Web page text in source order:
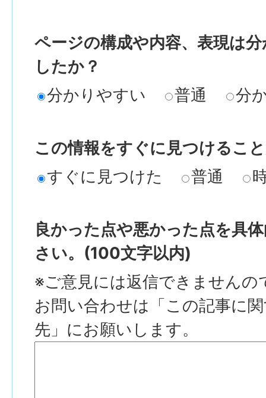
ページの構成や内容、表現は
したか？
分かりやすい
普通 分
この情報をすぐに見つけるこ
すぐに見つけた
普通
良かった点や悪かった点を具
さい。(100文字以内)
※ご意見には返信できませんの
お問い合わせは「この記事に
先」にお願いします。